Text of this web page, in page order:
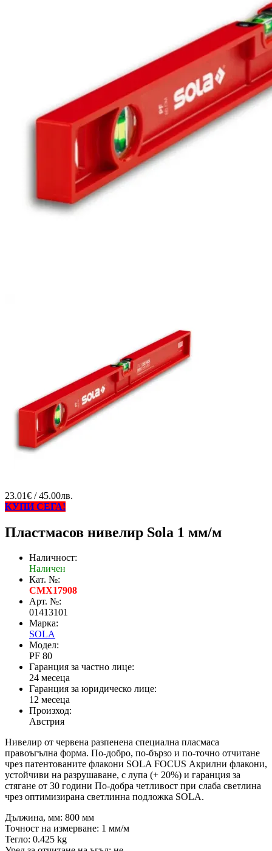
23.01€ / 45.00лв.
КУПИ СЕГА!
Пластмасов нивелир Sola 1 мм/м
Наличност:
Наличен
Кат. №:
CMX17908
Арт. №:
01413101
Марка:
SOLA
Модел:
PF 80
Гаранция за частно лице:
24 месеца
Гаранция за юридическо лице:
12 месеца
Произход:
Австрия
Нивелир от червена разпенена специална пласмаса
правоъгълна форма. По-добро, по-бързо и по-точно отчитане
чрез патентованите флакони SOLA FOCUS Акрилни флакони,
устойчиви на разрушаване, с лупа (+ 20%) и гаранция за
стягане от 30 години По-добра четливост при слаба светлина
чрез оптимизирана светлинна подложка SOLA.
Дължина, мм: 800 мм
Точност на измерване: 1 мм/м
Тегло: 0.425 kg